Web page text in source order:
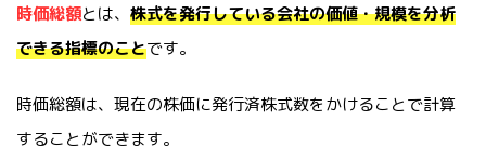
時価総額とは、 株式を発行している会社の価値・規模を分析
できる指標のことです。
時価総額は、現在の株価に発行済株式数をかけることで計算
することができます。